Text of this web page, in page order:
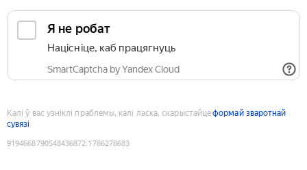
Я не робат
Націсніце, каб працягнуць
SmartCaptcha by Yandex Cloud
Калі ў вас узніклі праблемы, калі ласка, скарыстайцеформай зваротнай
сувязі
9194668790548436872:1786278683